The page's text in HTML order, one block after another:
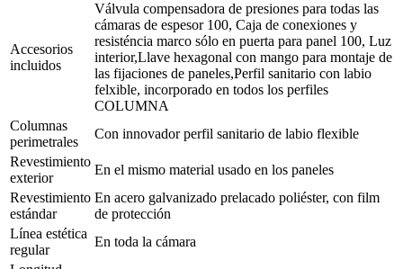
Accesorios
incluidos
Válvula compensadora de presiones para todas las
cámaras de espesor 100, Caja de conexiones y
resisténcia marco sólo en puerta para panel 100, Luz
interior,Llave hexagonal con mango para montaje de
las fijaciones de paneles,Perfil sanitario con labio
felxible, incorporado en todos los perfiles
COLUMNA
Columnas
perimetrales
Con innovador perfil sanitario de labio flexible
Revestimiento
exterior
En el mismo material usado en los paneles
Revestimiento
estándar
En acero galvanizado prelacado poliéster, con film
de protección
Línea estética
regular
En toda la cámara